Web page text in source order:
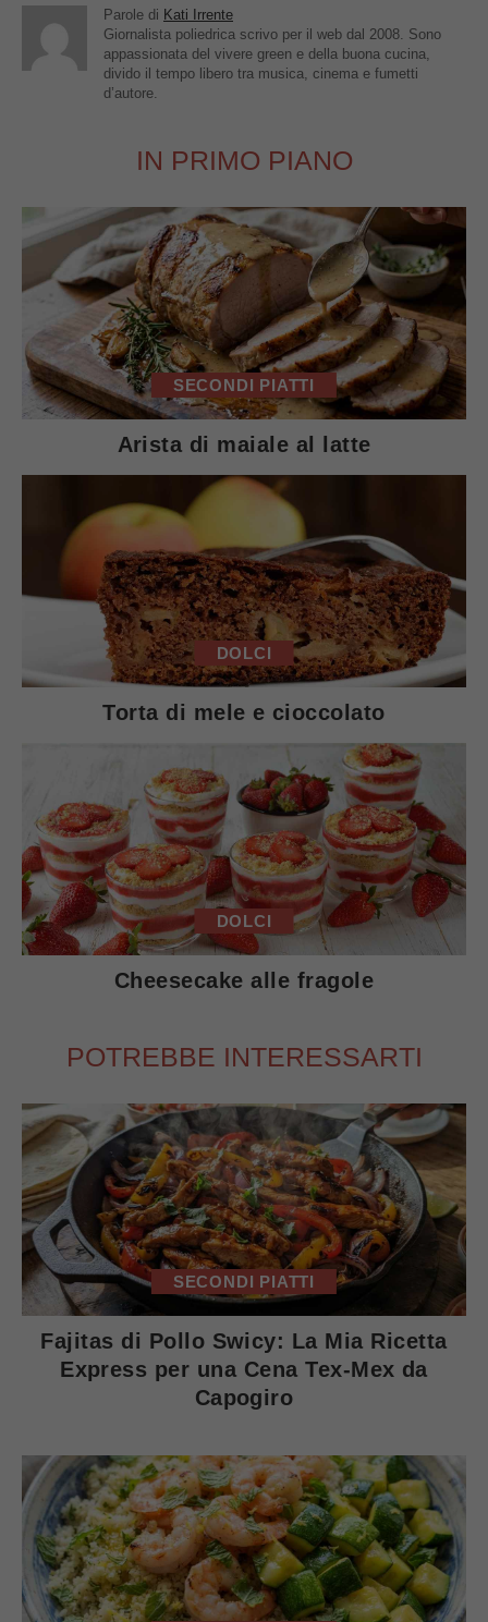
Parole di Kati Irrente
Giornalista poliedrica scrivo per il web dal 2008. Sono
appassionata del vivere green e della buona cucina,
divido il tempo libero tra musica, cinema e fumetti
d’autore.
IN PRIMO PIANO
SECONDI PIATTI
Arista di maiale al latte
DOLCI
Torta di mele e cioccolato
DOLCI
Cheesecake alle fragole
POTREBBE INTERESSARTI
SECONDI PIATTI
Fajitas di Pollo Swicy: La Mia Ricetta
Express per una Cena Tex-Mex da
Capogiro